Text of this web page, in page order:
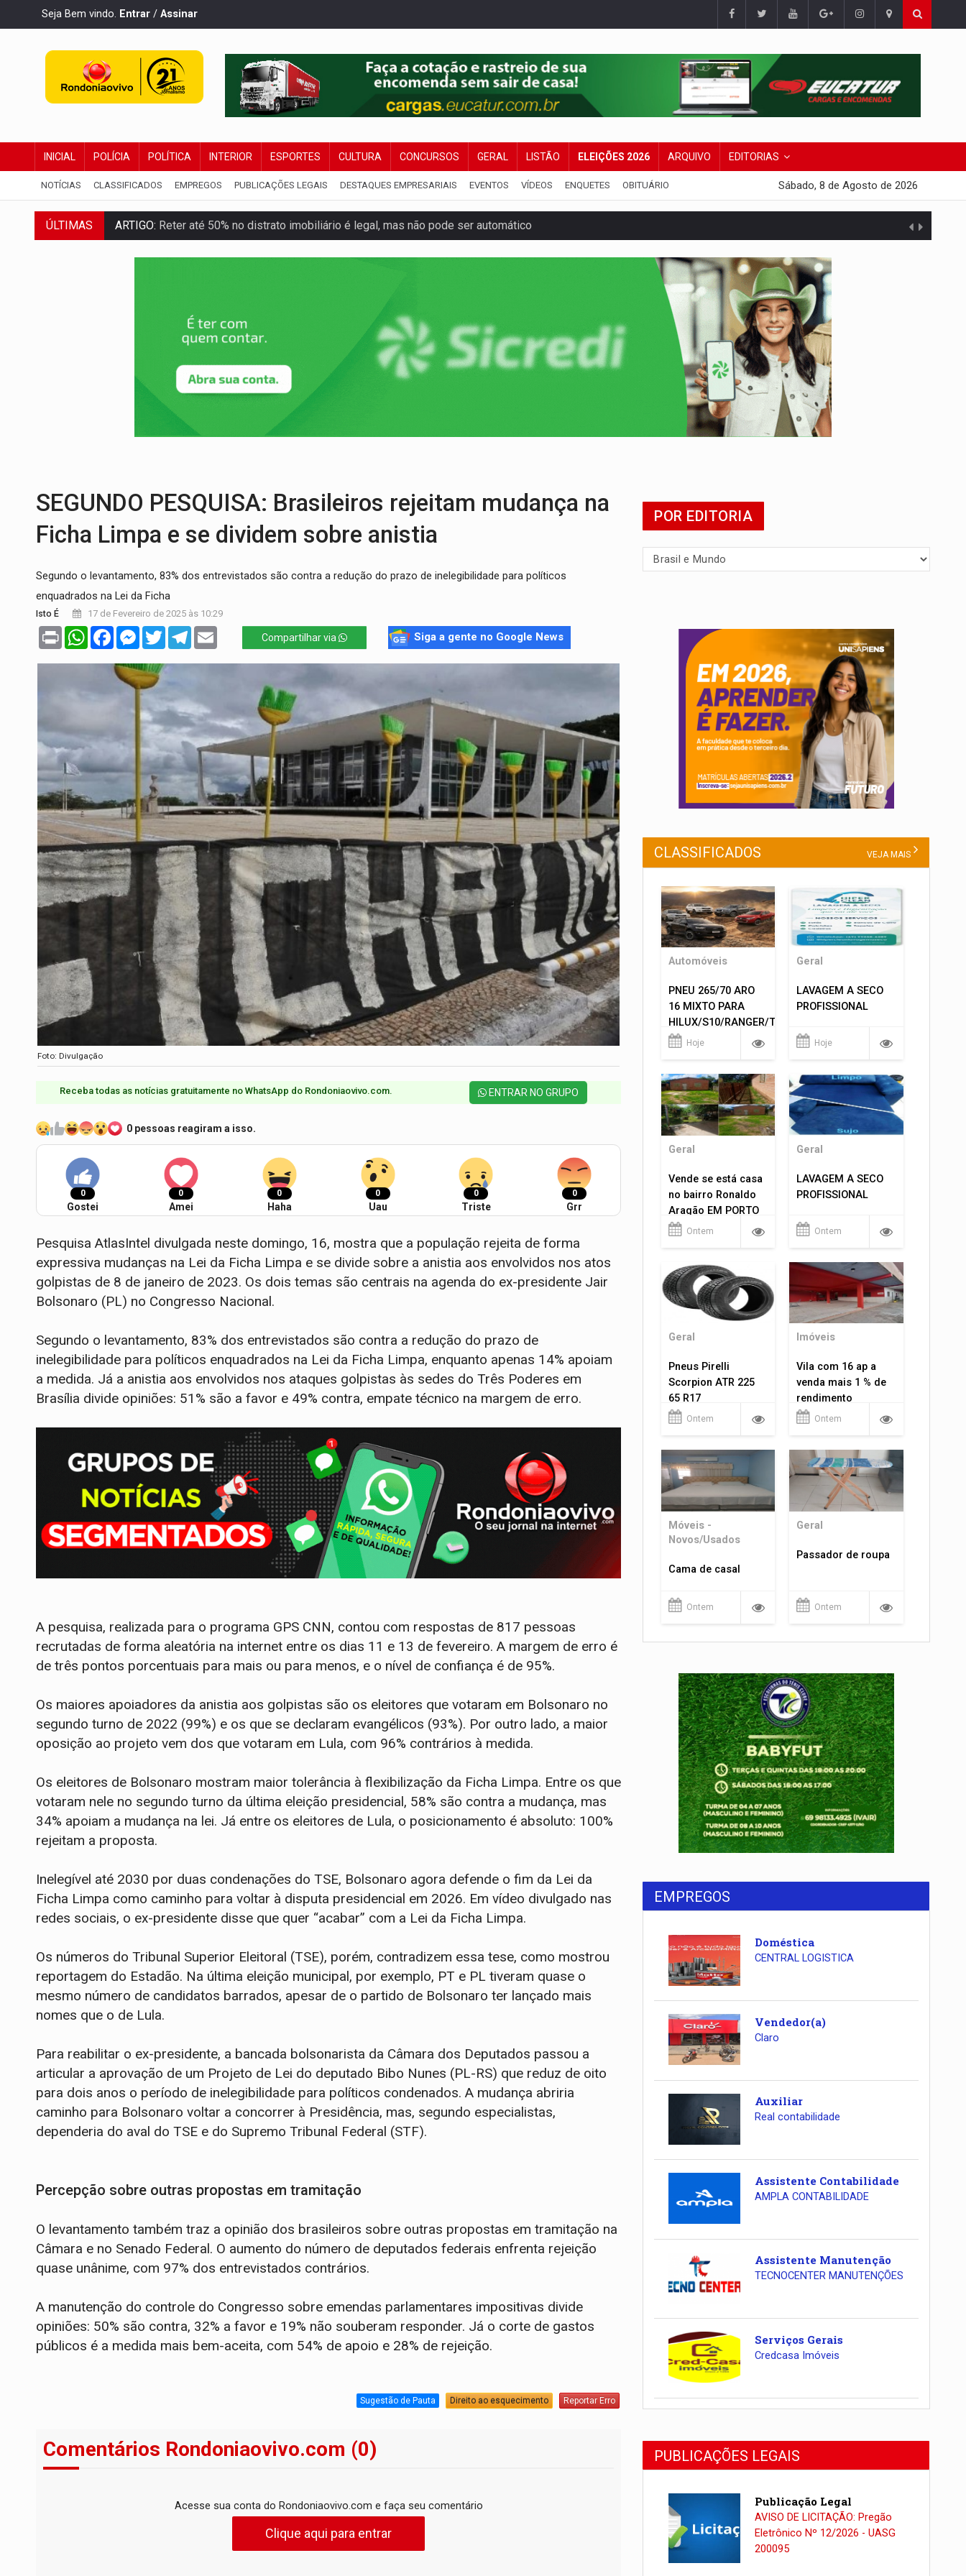
Seja Bem vindo. Entrar / Assinar
INICIAL POLÍCIA POLÍTICA INTERIOR ESPORTES CULTURA CONCURSOS GERAL LISTÃO ELEIÇÕES 2026 ARQUIVO EDITORIAS
NOTÍCIAS CLASSIFICADOS EMPREGOS PUBLICAÇÕES LEGAIS DESTAQUES EMPRESARIAIS EVENTOS VÍDEOS ENQUETES OBITUÁRIO Sábado, 8 de Agosto de 2026
ÚLTIMAS
ARTIGO:Reter até 50% no distrato imobiliário é legal, mas não pode ser automático
DO HOSPITAL AO CAMPO:Veja as mais de 200 ações de Marcos Rogério para Rondônia
PCC amplia presença internacional e transforma Brasil em corredor da cocaína
CONEXÃO RONDONIAOVIVO: Museólogo Antônio Ocampo conduz a história de uma ferrovia desgovernada
Ferroviários pedem ao Iphan recuperação de área atingida por erosão na EFMM
VARIANDO O CARDÁPIO: Veja essa receita de carne assada para o almoço e o jantar
PREJUÍZO AOS ESTUDANTES: Greve dos professores em PVH é considerada ilegal pela Justiça
SEGUNDO PESQUISA: Brasileiros rejeitam mudança na
Ficha Limpa e se dividem sobre anistia
Segundo o levantamento, 83% dos entrevistados são contra a redução do prazo de inelegibilidade para políticos
enquadrados na Lei da Ficha
Isto É 17 de Fevereiro de 2025 às 10:29
Print WhatsAppFacebookMessenger
TwitterTelegram Compartilhar via Siga a gente no Google News
Foto: Divulgação
Receba todas as notícias gratuitamente no WhatsApp do Rondoniaovivo.com.​ ENTRAR NO GRUPO
0 pessoas reagiram a isso.
0
Gostei
0
Amei
0
Haha
0
Uau
0
Triste
0
Grr
Pesquisa AtlasIntel divulgada neste domingo, 16, mostra que a população rejeita de forma
expressiva mudanças na Lei da Ficha Limpa e se divide sobre a anistia aos envolvidos nos atos
golpistas de 8 de janeiro de 2023. Os dois temas são centrais na agenda do ex-presidente Jair
Bolsonaro (PL) no Congresso Nacional.
Segundo o levantamento, 83% dos entrevistados são contra a redução do prazo de
inelegibilidade para políticos enquadrados na Lei da Ficha Limpa, enquanto apenas 14% apoiam
a medida. Já a anistia aos envolvidos nos ataques golpistas às sedes do Três Poderes em
Brasília divide opiniões: 51% são a favor e 49% contra, empate técnico na margem de erro.
A pesquisa, realizada para o programa GPS CNN, contou com respostas de 817 pessoas
recrutadas de forma aleatória na internet entre os dias 11 e 13 de fevereiro. A margem de erro é
de três pontos porcentuais para mais ou para menos, e o nível de confiança é de 95%.
Os maiores apoiadores da anistia aos golpistas são os eleitores que votaram em Bolsonaro no
segundo turno de 2022 (99%) e os que se declaram evangélicos (93%). Por outro lado, a maior
oposição ao projeto vem dos que votaram em Lula, com 96% contrários à medida.
Os eleitores de Bolsonaro mostram maior tolerância à flexibilização da Ficha Limpa. Entre os que
votaram nele no segundo turno da última eleição presidencial, 58% são contra a mudança, mas
34% apoiam a mudança na lei. Já entre os eleitores de Lula, o posicionamento é absoluto: 100%
rejeitam a proposta.
Inelegível até 2030 por duas condenações do TSE, Bolsonaro agora defende o fim da Lei da
Ficha Limpa como caminho para voltar à disputa presidencial em 2026. Em vídeo divulgado nas
redes sociais, o ex-presidente disse que quer “acabar” com a Lei da Ficha Limpa.
Os números do Tribunal Superior Eleitoral (TSE), porém, contradizem essa tese, como mostrou
reportagem do Estadão. Na última eleição municipal, por exemplo, PT e PL tiveram quase o
mesmo número de candidatos barrados, apesar de o partido de Bolsonaro ter lançado mais
nomes que o de Lula.
Para reabilitar o ex-presidente, a bancada bolsonarista da Câmara dos Deputados passou a
articular a aprovação de um Projeto de Lei do deputado Bibo Nunes (PL-RS) que reduz de oito
para dois anos o período de inelegibilidade para políticos condenados. A mudança abriria
caminho para Bolsonaro voltar a concorrer à Presidência, mas, segundo especialistas,
dependeria do aval do TSE e do Supremo Tribunal Federal (STF).
Percepção sobre outras propostas em tramitação
O levantamento também traz a opinião dos brasileiros sobre outras propostas em tramitação na
Câmara e no Senado Federal. O aumento do número de deputados federais enfrenta rejeição
quase unânime, com 97% dos entrevistados contrários.
A manutenção do controle do Congresso sobre emendas parlamentares impositivas divide
opiniões: 50% são contra, 32% a favor e 19% não souberam responder. Já o corte de gastos
públicos é a medida mais bem-aceita, com 54% de apoio e 28% de rejeição.
Sugestão de Pauta Direito ao esquecimento Reportar Erro
Comentários Rondoniaovivo.com (0)
Acesse sua conta do Rondoniaovivo.com e faça seu comentário
Clique aqui para entrar
POR EDITORIA
CLASSIFICADOS VEJA MAIS
Automóveis
PNEU 265/70 ARO
16 MIXTO PARA
HILUX/S10/RANGER/TRITON
ETC... MONTAGEM
Hoje
Geral
LAVAGEM A SECO
PROFISSIONAL
Hoje
Geral
Vende se está casa
no bairro Ronaldo
Aragão EM PORTO
VELHO RO.
Ontem
Geral
LAVAGEM A SECO
PROFISSIONAL
Ontem
Geral
Pneus Pirelli
Scorpion ATR 225
65 R17
Ontem
Imóveis
Vila com 16 ap a
venda mais 1 % de
rendimento
Ontem
Móveis -
Novos/Usados
Cama de casal
Ontem
Geral
Passador de roupa
Ontem
EMPREGOS
Doméstica
CENTRAL LOGISTICA
Vendedor(a)
Claro
Auxiliar
Real contabilidade
Assistente Contabilidade
AMPLA CONTABILIDADE
Assistente Manutenção
TECNOCENTER MANUTENÇÕES
Serviços Gerais
Credcasa Imóveis
PUBLICAÇÕES LEGAIS
Publicação Legal
AVISO DE LICITAÇÃO: Pregão
Eletrônico Nº 12/2026 - UASG
200095